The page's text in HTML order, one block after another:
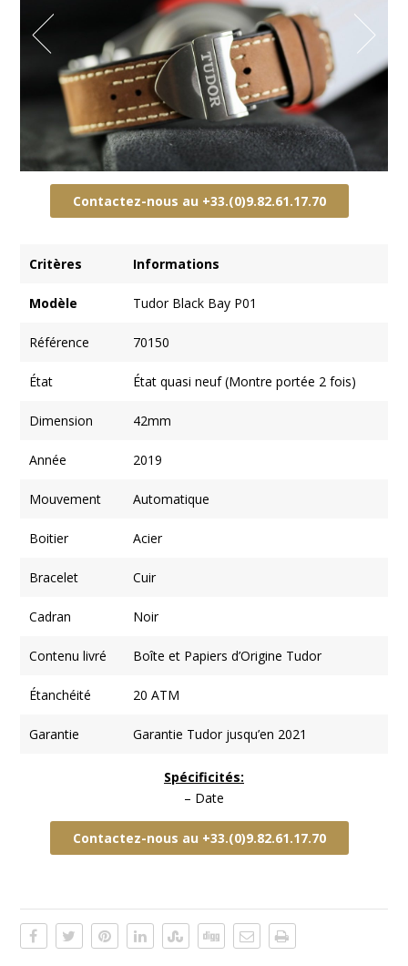
Contactez-nous au +33.(0)9.82.61.17.70
Critères Informations
Modèle Tudor Black Bay P01
Référence 70150
État État quasi neuf (Montre portée 2 fois)
Dimension 42mm
Année 2019
Mouvement Automatique
Boitier Acier
Bracelet Cuir
Cadran Noir
Contenu livré Boîte et Papiers d’Origine Tudor
Étanchéité 20 ATM
Garantie Garantie Tudor jusqu’en 2021
Spécificités:
– Date
Contactez-nous au +33.(0)9.82.61.17.70